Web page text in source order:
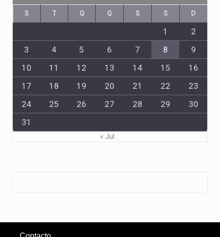
S T Q Q S S D
1
2
3
4 5 6 7 8
9
10
11 12 13 14 15
16
17
18 19 20 21 22
23
24
25 26 27 28 29
30
31
« Jul